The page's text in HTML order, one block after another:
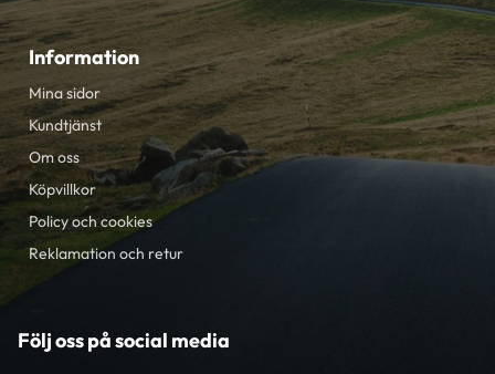
Information
Mina sidor
Kundtjänst
Om oss
Köpvillkor
Policy och cookies
Reklamation och retur
Följ oss på social media